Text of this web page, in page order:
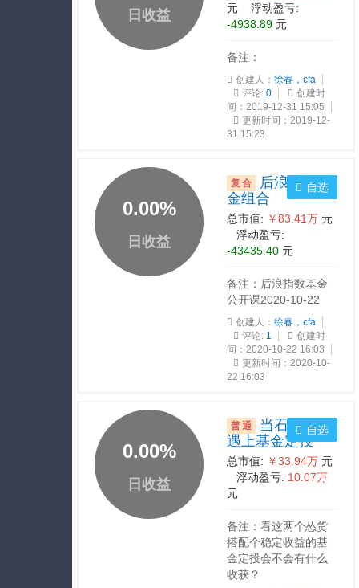
日收益
元 浮动盈亏:
-4938.89 元
备注：
创建人： 徐春，cfa
评论: 0
创建时
间：2019-12-31 15:05
更新时间：2019-12-
31 15:23
0.00%
日收益
复合
后浪指数基
金组合
总市值: ￥83.41万 元
浮动盈亏:
-43435.40 元
备注：后浪指数基金
公开课2020-10-22
创建人： 徐春，cfa
评论: 1
创建时
间：2020-10-22 16:03
更新时间：2020-10-
22 16:03
自选
0.00%
日收益
普通
当石化双熊
遇上基金定投
总市值: ￥33.94万 元
浮动盈亏: 10.07万
元
备注：看这两个怂货
搭配个稳定收益的基
金定投会不会有什么
收获？
自选